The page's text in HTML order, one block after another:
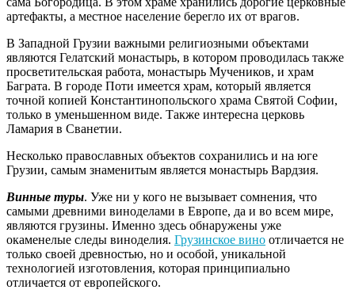
артефакты, а местное население берегло их от врагов.
В Западной Грузии важными религиозными объектами
являются Гелатский монастырь, в котором проводилась также
просветительская работа, монастырь Мучеников, и храм
Баграта. В городе Поти имеется храм, который является
точной копией Константинопольского храма Святой Софии,
только в уменьшенном виде. Также интересна церковь
Ламария в Сванетии.
Несколько православных объектов сохранились и на юге
Грузии, самым знаменитым является монастырь Вардзия.
Винные туры. Уже ни у кого не вызывает сомнения, что
самыми древними виноделами в Европе, да и во всем мире,
являются грузины. Именно здесь обнаружены уже
окаменелые следы виноделия. Грузинское вино отличается не
только своей древностью, но и особой, уникальной
технологией изготовления, которая принципиально
отличается от европейского.